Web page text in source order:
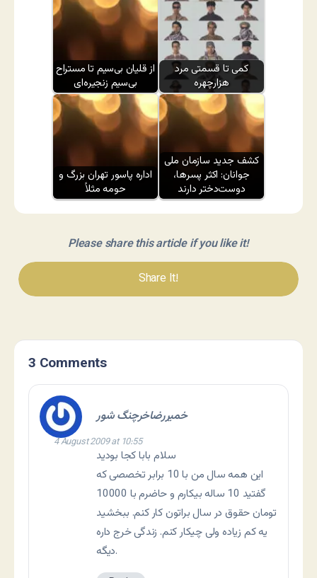
از قلیان بی‌سیم تا مستراح
بی‌سیم زنجیره‌ای
کمی تا قسمتی مرد
هزارچهره
اداره پاسور تهران بزرگ و
حومه مثلاً
کشف جدید سازمان ملی
جوانان: اکثر پسرها،
دوست‌دختر دارند
Please share this article if you like it!
Share It!
3 Comments
خميررضاخرچنگ شور
4 August 2009 at 10:55
سلام بابا کجا بودید
این همه سال من با 10 برابر تخصصی که
گفتید 10 ساله بیکارم و حاضرم با 10000
تومان حقوق در سال براتون کار کنم. ببخشید
یه کم زیاده ولی چیکار کنم. زندگی خرج داره
دیگه.